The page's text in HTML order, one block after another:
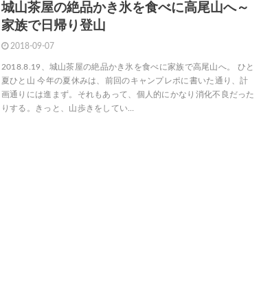
城山茶屋の絶品かき氷を食べに高尾山へ～
家族で日帰り登山
2018-09-07
2018.8.19、城山茶屋の絶品かき氷を食べに家族で高尾山へ。 ひと
夏ひと山 今年の夏休みは、前回のキャンプレポに書いた通り、計
画通りには進まず。それもあって、個人的にかなり消化不良だった
りする。きっと、山歩きをしてい…